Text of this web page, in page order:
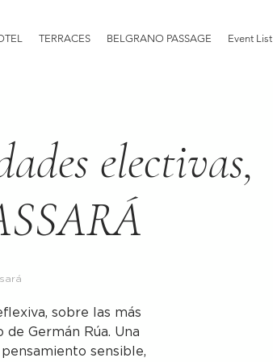
TERRACES BELGRANO PASSAGE Event List
electivas,
sobre las más
Germán Rúa. Una
sensible,